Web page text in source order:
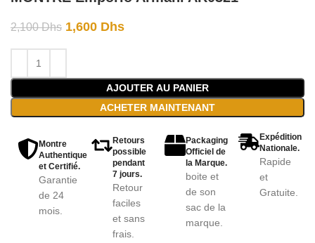
2,100Dhs 1,600 Dhs
AJOUTER AU PANIER
ACHETER MAINTENANT
Montre
Authentique
et Certifié.
Garantie
de 24
mois.
Retours
possible
pendant
7 jours.
Retour
faciles
et sans
frais.
Packaging
Officiel de
la Marque.
boite et
de son
sac de la
marque.
Expédition
Nationale.
Rapide
et
Gratuite.